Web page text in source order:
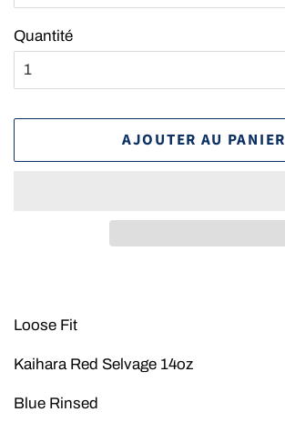
Quantité
AJOUTER AU PANIER
Loose Fit
Kaihara Red Selvage 14oz
Blue Rinsed